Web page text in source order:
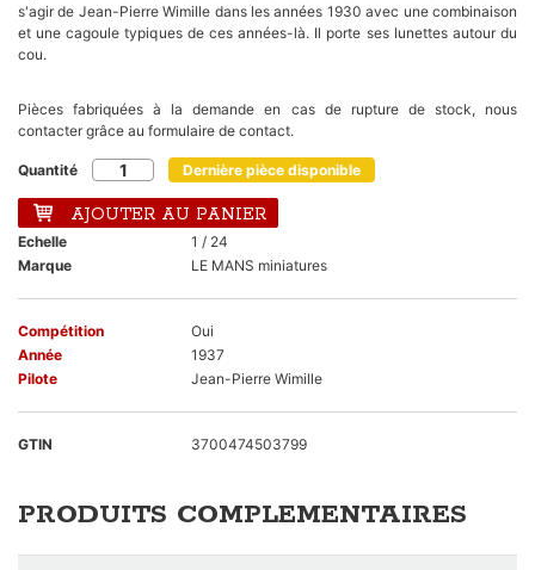
s'agir de Jean-Pierre Wimille dans les années 1930 avec une combinaison
et une cagoule typiques de ces années-là. Il porte ses lunettes autour du
cou.
Pièces fabriquées à la demande en cas de rupture de stock, nous
contacter grâce au formulaire de contact.
Quantité Dernière pièce disponible
AJOUTER AU PANIER
Echelle
1 / 24
Marque
LE MANS miniatures
Compétition
Oui
Année
1937
Pilote
Jean-Pierre Wimille
GTIN 3700474503799
PRODUITS COMPLEMENTAIRES